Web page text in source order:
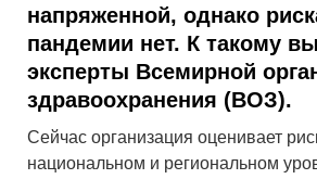
напряженной, однако
пандемии нет. К такому
эксперты Всемирной
здравоохранения (ВОЗ).
Сейчас организация оценивает
национальном и региональном